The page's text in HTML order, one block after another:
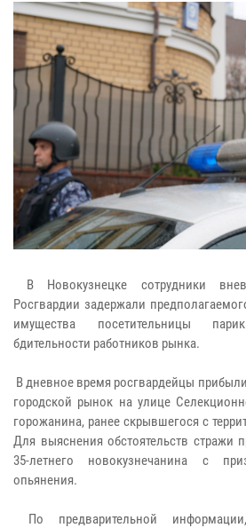
В Новокузнецке сотрудники
Росгвардии задержали
имущества посетительницы
бдительности работников рынка.
В дневное время росгвардейцы
городской рынок на улице
горожанина, ранее скрывшегося с
Для выяснения обстоятельств стражи
35-летнего новокузнечанина с
опьянения.
По предварительной